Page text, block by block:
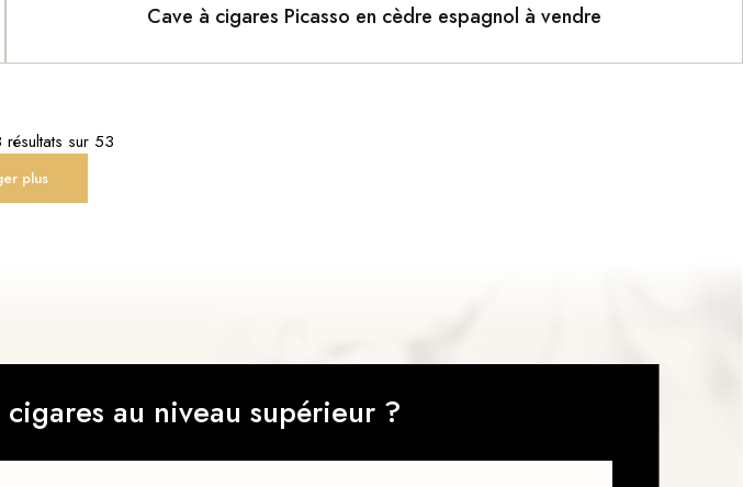
Cave à cigares Picasso en cèdre espagnol à vendre
résultats sur 53
plus
au niveau supérieur ?
Acceptez de recevoir les dernières
l'emballage créatif.